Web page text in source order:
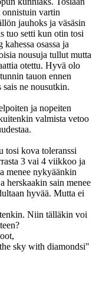
onnistuin vartin
jauhoks ja väsäsin
tuo setti kun otin tosi
osassa ja
nousuja tullut mutta
otettu. Hyvä olo
tauon ennen
ne nousutkin.
ja nopeiten
valmista vetoo
tosi kova toleranssi
3 vai 4 viikkoo ja
menee nykyäänkin
herskaakin sain menee
hyvää. Mutta ei
Niin tälläkin voi
sky with diamondsi"